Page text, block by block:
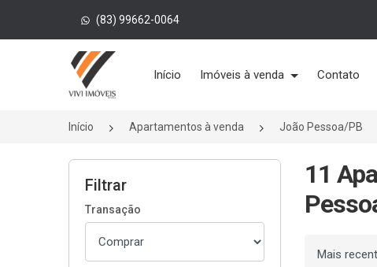
(83) 99662-0064
Página inicial
Início Imóveis à venda Contato
Início Apartamentos à venda João Pessoa/PB
Filtrar
Transação
11
Ordenar por